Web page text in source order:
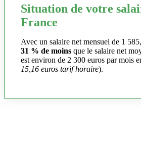
Situation de votre
France
Avec un salaire net mensuel de 1
31 % de moins que le salaire net
est environ de 2 300 euros par mois
15,16 euros tarif horaire).